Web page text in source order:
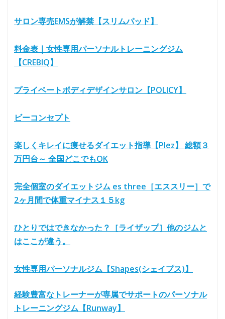
サロン専売EMSが解禁【スリムパッド】
料金表｜女性専用パーソナルトレーニングジム
【CREBIQ】
プライベートボディデザインサロン【POLICY】
ビーコンセプト
楽しくキレイに痩せるダイエット指導【Plez】 総額３
万円台～ 全国どこでもOK
完全個室のダイエットジム es three［エススリー］で
2ヶ月間で体重マイナス１５kg
ひとりではできなかった？［ライザップ］他のジムと
はここが違う。
女性専用パーソナルジム【Shapes(シェイプス)】
経験豊富なトレーナーが専属でサポートのパーソナル
トレーニングジム【Runway】